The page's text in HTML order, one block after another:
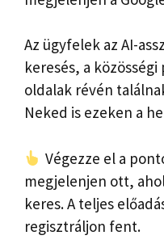
Az ügyfelek az AI-
keresés, a
oldalak révén
Neked is ezeken a
Végezze el a
megjelenjen ott,
keres. A teljes
regisztráljon fent.